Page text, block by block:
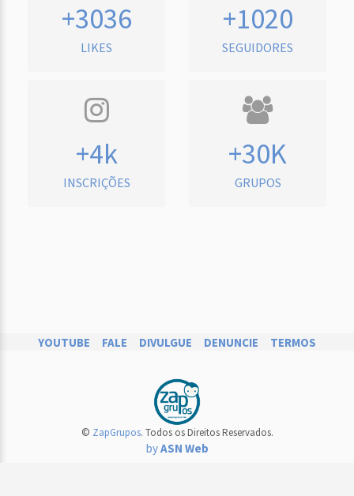
+3036
LIKES
+1020
SEGUIDORES
+4k
INSCRIÇÕES
+30K
GRUPOS
YOUTUBE FALE DIVULGUE DENUNCIE TERMOS
© ZapGrupos. Todos os Direitos Reservados.
byASN Web